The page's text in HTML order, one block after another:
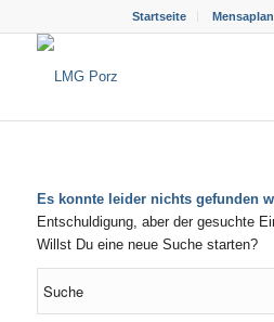
Startseite Mensaplan
Es konnte leider nichts gefunden
Entschuldigung, aber der gesuchte
Willst Du eine neue Suche starten?